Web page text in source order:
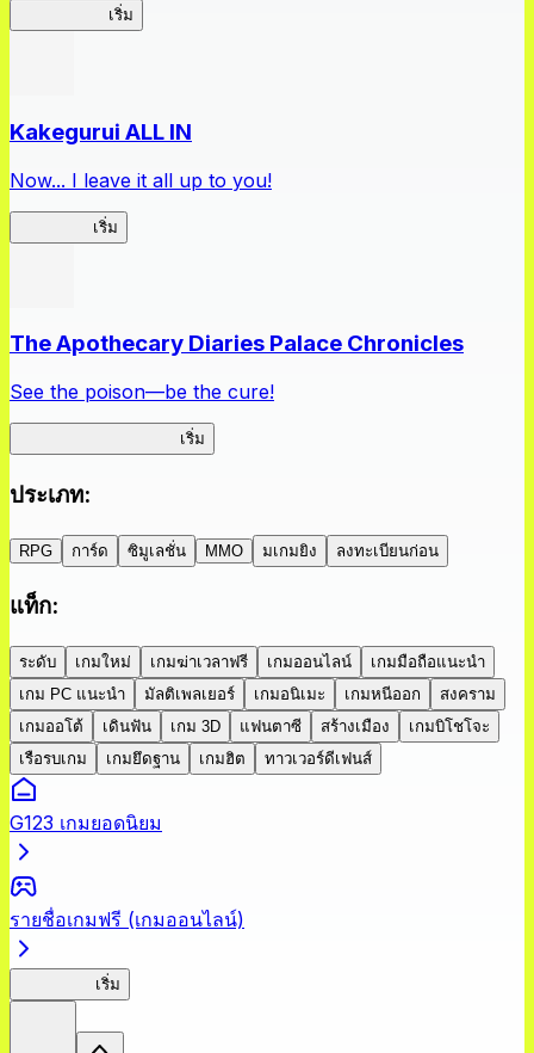
เริ่ม
Kakegurui ALL IN
Now... I leave it all up to you!
เริ่ม
The Apothecary Diaries Palace Chronicles
See the poison—be the cure!
เริ่ม
ประเภท:
RPG การ์ด ซิมูเลชั่น MMO มเกมยิง ลงทะเบียนก่อน
แท็ก:
ระดับ เกมใหม่ เกมฆ่าเวลาฟรี เกมออนไลน์
เกมมือถือแนะนำ
เกม PC แนะนำ
มัลติเพลเยอร์ เกมอนิเมะ เกมหนีออก
สงคราม
เกมออโต้
เดินฟัน เกม 3D แฟนตาซี สร้างเมือง
เกมบิโชโจะ
เรือรบเกม
เกมยึดฐาน เกมฮิต ทาวเวอร์ดีเฟนส์
G123 เกมยอดนิยม
รายชื่อเกมฟรี (เกมออนไลน์)
เริ่ม